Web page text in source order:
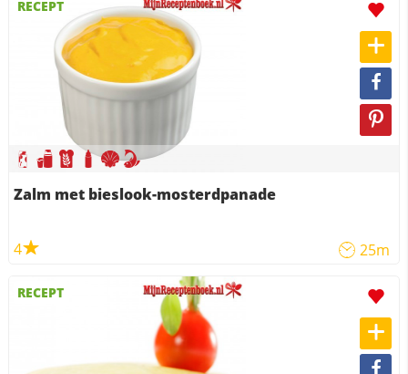
RECEPT
Zalm met bieslook-mosterdpanade
4 25m
RECEPT